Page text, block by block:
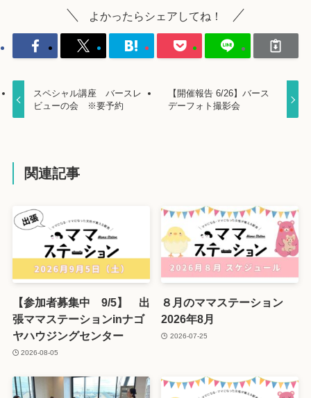
よかったらシェアしてね！
スペシャル講座 バースレ
ビューの会 ※要予約
【開催報告 6/26】バース
デーフォト撮影会
関連記事
【参加者募集中 9/5】 出
張ママステーションinナゴ
ヤハウジングセンター
2026-08-05
８月のママステーション
2026年8月
2026-07-25